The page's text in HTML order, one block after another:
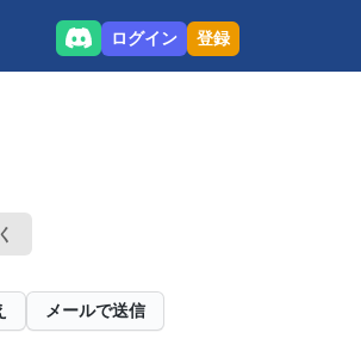
ログイン 登録
メールで送信